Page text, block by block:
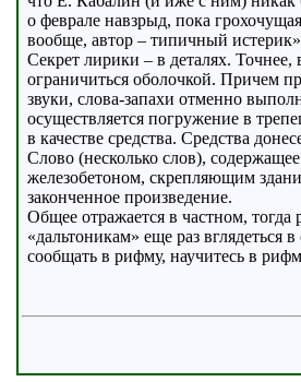
о феврале навзрыд, пока
вообще, автор – типичный
Секрет лирики – в деталях.
ограничиться оболочкой. Причем
звуки, слова-запахи отменно
осуществляется погружение в
в качестве средства. Средства
Слово (несколько слов),
железобетоном, скрепляющим
законченное произведение.
Общее отражается в частном,
«дальтоникам» еще раз вглядеться
сообщать в рифму, научитесь в